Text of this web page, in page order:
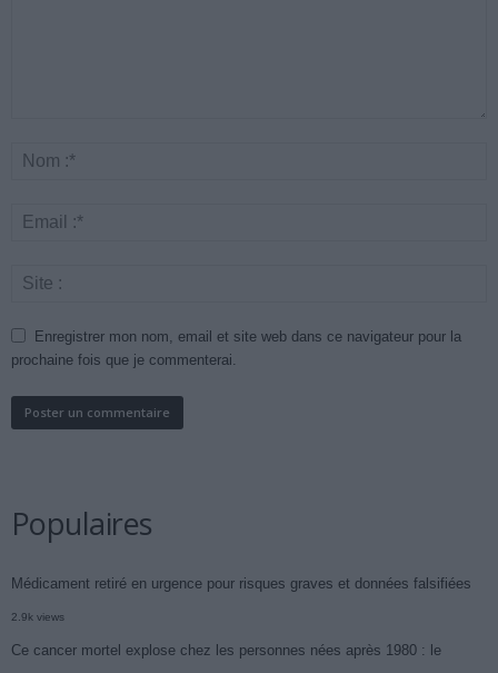
Enregistrer mon nom, email et site web dans ce navigateur pour la
prochaine fois que je commenterai.
Populaires
Médicament retiré en urgence pour risques graves et données falsifiées
2.9k views
Ce cancer mortel explose chez les personnes nées après 1980 : le